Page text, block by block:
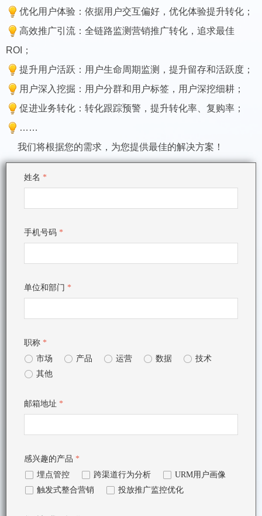
优化用户体验：依据用户交互偏好，优化体验提升转化；
高效推广引流：全链路监测营销推广转化，追求最佳
ROI；
提升用户活跃：用户生命周期监测，提升留存和活跃度；
用户深入挖掘：用户分群和用户标签，用户深挖细耕；
促进业务转化 ：转化跟踪预警，提升转化率、复购率；
……
我们将根据您的需求，为您提供最佳的解决方案！
姓名 *
手机号码 *
单位和部门 *
职称 *
ꀐ 市场 ꀐ 产品 ꀐ 运营 ꀐ 数据 ꀐ 技术
ꀐ 其他
邮箱地址 *
感兴趣的产品 *
埋点管控 跨渠道行为分析 URM用户画像
触发式整合营销 投放推广监控优化